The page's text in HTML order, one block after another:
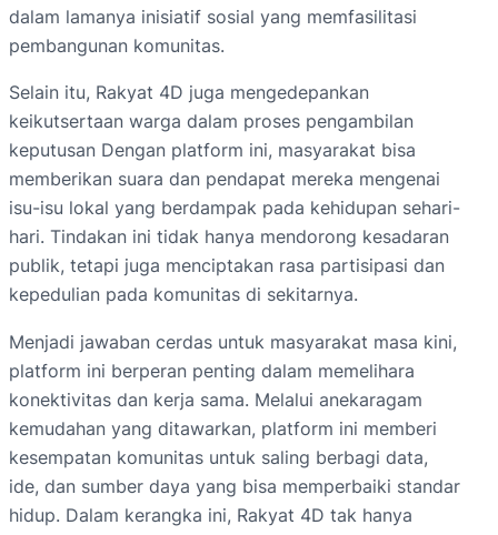
dalam lamanya inisiatif sosial yang memfasilitasi
pembangunan komunitas.
Selain itu, Rakyat 4D juga mengedepankan
keikutsertaan warga dalam proses pengambilan
keputusan Dengan platform ini, masyarakat bisa
memberikan suara dan pendapat mereka mengenai
isu-isu lokal yang berdampak pada kehidupan sehari-
hari. Tindakan ini tidak hanya mendorong kesadaran
publik, tetapi juga menciptakan rasa partisipasi dan
kepedulian pada komunitas di sekitarnya.
Menjadi jawaban cerdas untuk masyarakat masa kini,
platform ini berperan penting dalam memelihara
konektivitas dan kerja sama. Melalui anekaragam
kemudahan yang ditawarkan, platform ini memberi
kesempatan komunitas untuk saling berbagi data,
ide, dan sumber daya yang bisa memperbaiki standar
hidup. Dalam kerangka ini, Rakyat 4D tak hanya